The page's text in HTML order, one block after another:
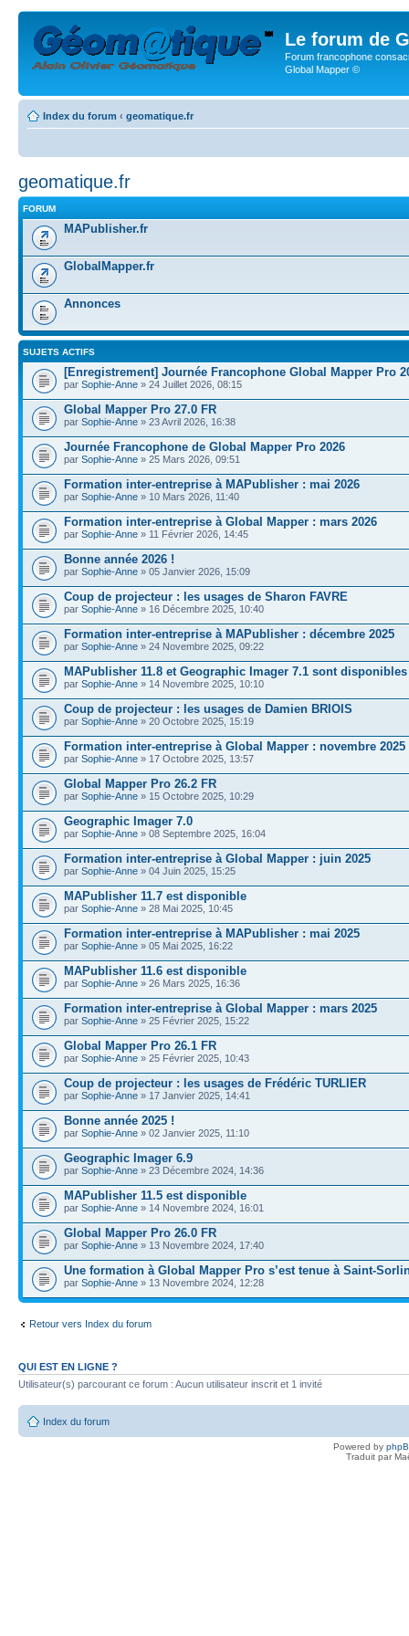
Le forum de
Forum francophone
Global Mapper ©
Index du forum ‹ geomatique.fr
geomatique.fr
FORUM
MAPublisher.fr
GlobalMapper.fr
Annonces
SUJETS ACTIFS
[Enregistrement] Journée Francophone Global Mapper Pro
par Sophie-Anne » 24 Juillet 2026, 08:15
Global Mapper Pro 27.0 FR
par Sophie-Anne » 23 Avril 2026, 16:38
Journée Francophone de Global Mapper Pro 2026
par Sophie-Anne » 25 Mars 2026, 09:51
Formation inter-entreprise à MAPublisher : mai 2026
par Sophie-Anne » 10 Mars 2026, 11:40
Formation inter-entreprise à Global Mapper : mars 2026
par Sophie-Anne » 11 Février 2026, 14:45
Bonne année 2026 !
par Sophie-Anne » 05 Janvier 2026, 15:09
Coup de projecteur : les usages de Sharon FAVRE
par Sophie-Anne » 16 Décembre 2025, 10:40
Formation inter-entreprise à MAPublisher : décembre 2025
par Sophie-Anne » 24 Novembre 2025, 09:22
MAPublisher 11.8 et Geographic Imager 7.1 sont disponibles
par Sophie-Anne » 14 Novembre 2025, 10:10
Coup de projecteur : les usages de Damien BRIOIS
par Sophie-Anne » 20 Octobre 2025, 15:19
Formation inter-entreprise à Global Mapper : novembre 2025
par Sophie-Anne » 17 Octobre 2025, 13:57
Global Mapper Pro 26.2 FR
par Sophie-Anne » 15 Octobre 2025, 10:29
Geographic Imager 7.0
par Sophie-Anne » 08 Septembre 2025, 16:04
Formation inter-entreprise à Global Mapper : juin 2025
par Sophie-Anne » 04 Juin 2025, 15:25
MAPublisher 11.7 est disponible
par Sophie-Anne » 28 Mai 2025, 10:45
Formation inter-entreprise à MAPublisher : mai 2025
par Sophie-Anne » 05 Mai 2025, 16:22
MAPublisher 11.6 est disponible
par Sophie-Anne » 26 Mars 2025, 16:36
Formation inter-entreprise à Global Mapper : mars 2025
par Sophie-Anne » 25 Février 2025, 15:22
Global Mapper Pro 26.1 FR
par Sophie-Anne » 25 Février 2025, 10:43
Coup de projecteur : les usages de Frédéric TURLIER
par Sophie-Anne » 17 Janvier 2025, 14:41
Bonne année 2025 !
par Sophie-Anne » 02 Janvier 2025, 11:10
Geographic Imager 6.9
par Sophie-Anne » 23 Décembre 2024, 14:36
MAPublisher 11.5 est disponible
par Sophie-Anne » 14 Novembre 2024, 16:01
Global Mapper Pro 26.0 FR
par Sophie-Anne » 13 Novembre 2024, 17:40
Une formation à Global Mapper Pro s’est tenue à Saint-
par Sophie-Anne » 13 Novembre 2024, 12:28
Retour vers Index du forum
QUI EST EN LIGNE ?
Utilisateur(s) parcourant ce forum : Aucun utilisateur inscrit et 1 invité
Index du forum
Powered by
Traduit par